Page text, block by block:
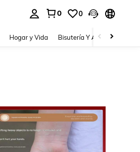
0 0
Hogar y Vida Bisutería Y Accesorios